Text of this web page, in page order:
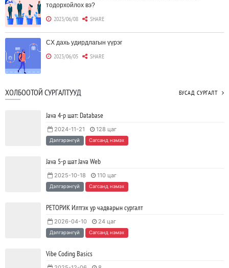
тодорхойлох вэ?
2023/06/08 SHARE
CX дахь удирдлагын үүрэг
2023/06/05 SHARE
Борлуулагчид "ЮҮЛҮҮР"-т төвлөрөх шаардлагагүй болж
2023/06/02 SHARE
Тодорхойгүй цаг үед CEO нар хэрхэн инновацийг дэмжих вэ?
JAVA программчлалын хэлний олимпиад амжилттай зохион
байгуулагдлаа.
2023/05/15 SHARE
Java VS Python: Аль хэлийг түрүүлж сурах вэ?
ХОЛБООТОЙ СУРГАЛТУУД БУСАД СУРГАЛТ
Java 4-р шат: Database
2024-11-21 128 цаг
Дэлгэрэнгүй Сагсанд нэмэх
Java 5-р шат Java Web
2025-10-18 110 цаг
Дэлгэрэнгүй Сагсанд нэмэх
РЕТОРИК Илтгэх ур чадварын сургалт
2026-04-10 24 цаг
Дэлгэрэнгүй Сагсанд нэмэх
Vibe Coding Basics